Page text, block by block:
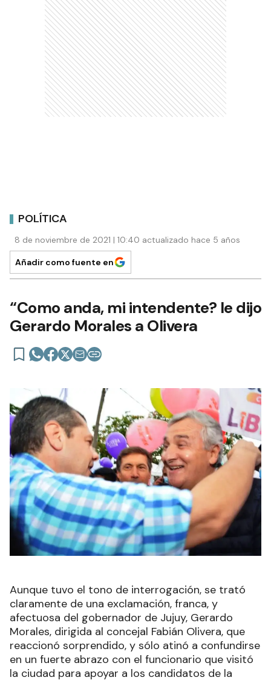
POLÍTICA
8 de noviembre de 2021 | 10:40 actualizado hace 5 años
Añadir como fuente en
“Como anda, mi intendente? le dijo
Gerardo Morales a Olivera
Aunque tuvo el tono de interrogación, se trató
claramente de una exclamación, franca, y
afectuosa del gobernador de Jujuy, Gerardo
Morales, dirigida al concejal Fabián Olivera, que
reaccionó sorprendido, y sólo atinó a confundirse
en un fuerte abrazo con el funcionario que visitó
la ciudad para apoyar a los candidatos de la